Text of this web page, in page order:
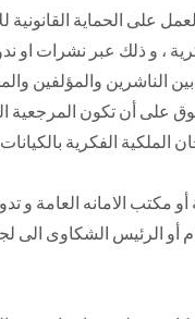
على أن تكون المرجعية
مكتب الامانه العامة و